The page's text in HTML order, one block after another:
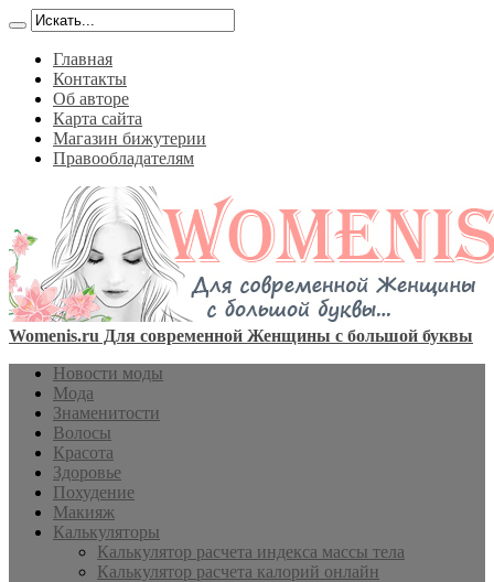
Главная
Контакты
Об авторе
Карта сайта
Магазин бижутерии
Правообладателям
Womenis.ru Для современной Женщины с большой буквы
Новости моды
Мода
Знаменитости
Волосы
Красота
Здоровье
Похудение
Макияж
Калькуляторы
Калькулятор расчета индекса массы тела
Калькулятор расчета калорий онлайн